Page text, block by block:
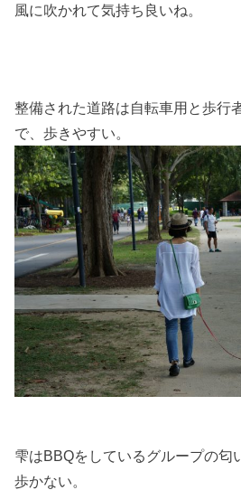
風に吹かれて気持ち良いね。
整備された道路は自転車用と歩行
で、歩きやすい。
雫はBBQをしているグループの匂
歩かない。